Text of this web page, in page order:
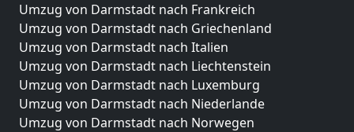
Umzug von Darmstadt nach Frankreich
Umzug von Darmstadt nach Griechenland
Umzug von Darmstadt nach Italien
Umzug von Darmstadt nach Liechtenstein
Umzug von Darmstadt nach Luxemburg
Umzug von Darmstadt nach Niederlande
Umzug von Darmstadt nach Norwegen